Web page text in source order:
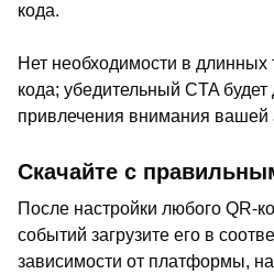
кода.
Нет необходимости в длинных
кода; убедительный CTA
привлечения внимания вашей
Скачайте с
После настройки любого QR-
событий загрузите его в
зависимости от платформы,